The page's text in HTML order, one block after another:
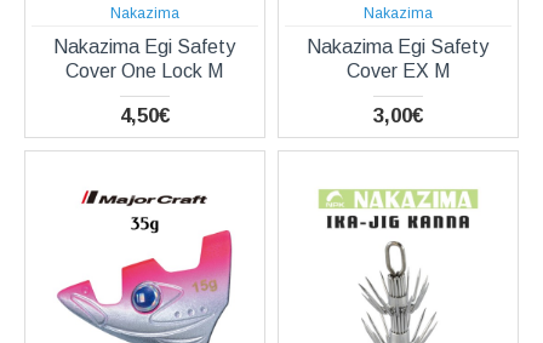
Nakazima
Nakazima Egi Safety
Cover One Lock M
4,50€
Nakazima
Nakazima Egi Safety
Cover EX M
3,00€